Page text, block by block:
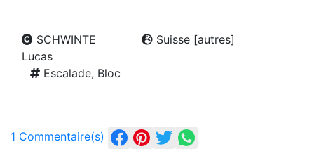
SCHWINTE
Lucas
Suisse [autres]
Escalade, Bloc
1 Commentaire(s)